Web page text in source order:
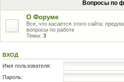
Вопросы по
О Форуме
Все, что касается этого сайта:
вопросы по работе
Темы: 3
ВХОД
Имя пользователя:
Пароль: